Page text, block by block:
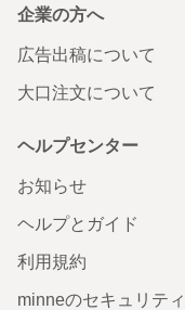
企業の方へ
広告出稿について
大口注文について
ヘルプセンター
お知らせ
ヘルプとガイド
利用規約
minneのセキュリティ